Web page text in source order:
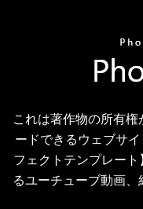
これは著作物の所有
ードできるウェブサ
フェクトテンプレー
るユーチューブ動画